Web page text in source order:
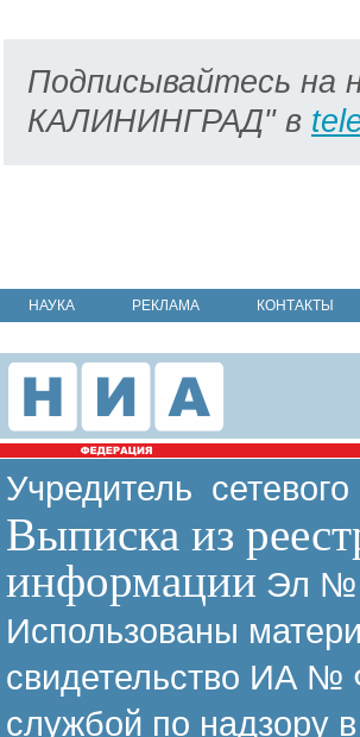
Подписывайтесь на
КАЛИНИНГРАД" в
НАУКА РЕКЛАМА КОНТАКТЫ
Учредитель
Выписка из
информации Эл №
Использованы
свидетельство ИА №
службой по надзору